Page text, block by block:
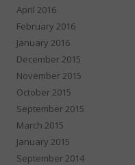
April 2016
February 2016
January 2016
December 2015
November 2015
October 2015
September 2015
March 2015
January 2015
September 2014